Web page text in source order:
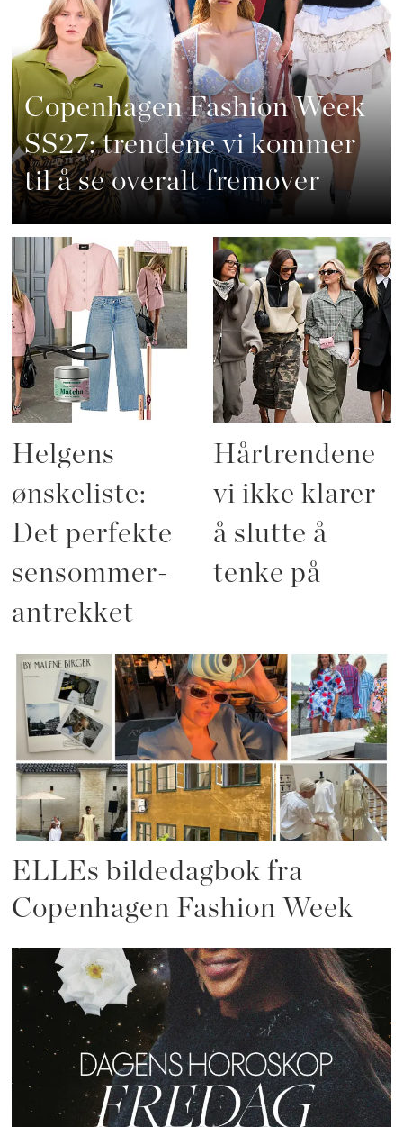
Copenhagen Fashion Week
SS27: trendene vi kommer
til å se overalt fremover
Helgens
ønskeliste:
Det perfekte
sensommer-
antrekket
Hårtrendene
vi ikke klarer
å slutte å
tenke på
ELLEs bildedagbok fra
Copenhagen Fashion Week